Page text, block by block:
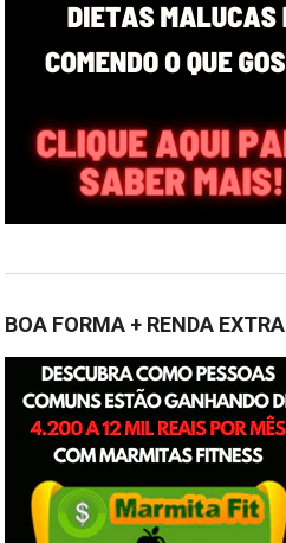
BOA FORMA + RENDA EXTRA